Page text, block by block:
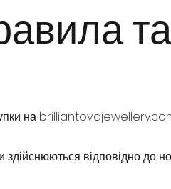
на
здійснюються відповідно до